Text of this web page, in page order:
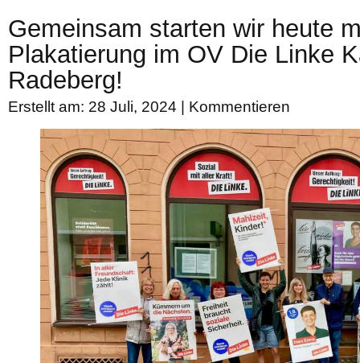
Gemeinsam starten wir heute
Plakatierung im OV Die Linke
Radeberg!
Erstellt am: 28 Juli, 2024 | Kommentieren